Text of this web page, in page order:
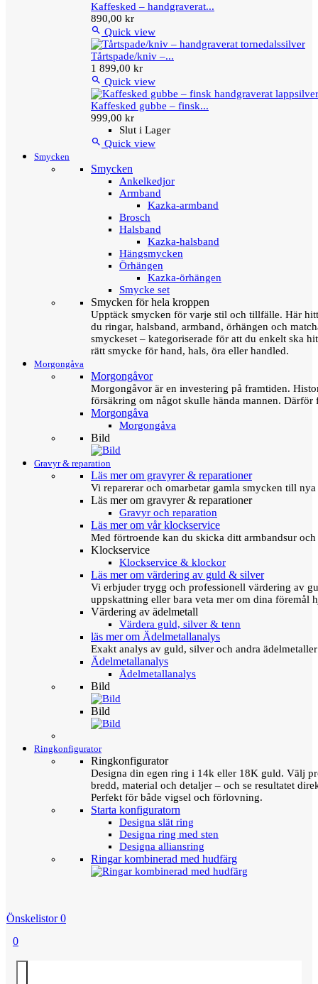
Kaffesked – handgraverat...
890,00 kr
 Quick view
Tårtspade/kniv –...
1 899,00 kr
 Quick view
Kaffesked gubbe – finsk...
999,00 kr
Slut i Lager
 Quick view
Smycken
Smycken
Ankelkedjor
Armband
Kazka-armband
Brosch
Halsband
Kazka-halsband
Hängsmycken
Örhängen
Kazka-örhängen
Smycke set
Smycken för hela kroppen
Upptäck smycken för varje stil och tillfälle. Här
du ringar, halsband, armband, örhängen och
smyckeset – kategoriserade för att du enkelt ska
rätt smycke för hand, hals, öra eller handled.
Morgongåva
Morgongåvor
Morgongåvor är en investering på framtiden.
försäkring om något skulle hända mannen.
Morgongåva
Morgongåva
Bild
Gravyr & reparation
Läs mer om gravyrer & reparationer
Vi reparerar och omarbetar gamla smycken till
Läs mer om gravyrer & reparationer
Gravyr och reparation
Läs mer om vår klockservice
Med förtroende kan du skicka ditt armbandsur
Klockservice
Klockservice & klockor
Läs mer om värdering av guld & silver
Vi erbjuder trygg och professionell värdering av
uppskattning eller bara veta mer om dina föremål
Värdering av ädelmetall
Värdera guld, silver & tenn
läs mer om Ädelmetallanalys
Exakt analys av guld, silver och andra
Ädelmetallanalys
Ädelmetallanalys
Bild
Bild
Ringkonfigurator
Ringkonfigurator
Designa din egen ring i 14k eller 18K guld. Välj
bredd, material och detaljer – och se resultatet
Perfekt för både vigsel och förlovning.
Starta konfiguratorn
Designa slät ring
Designa ring med sten
Designa alliansring
Ringar kombinerad med hudfärg
Önskelistor 0
0